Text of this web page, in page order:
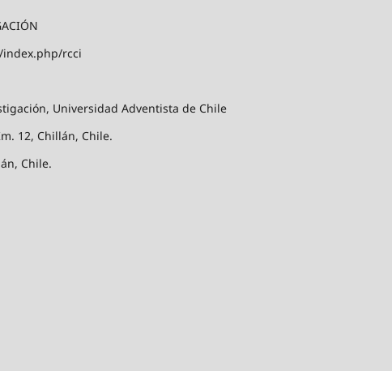
rcci
Universidad Adventista de Chile
12, Chillán, Chile.
Chile.